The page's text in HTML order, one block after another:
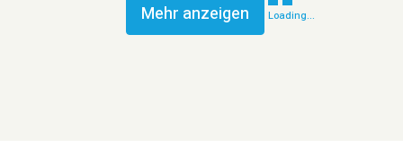
Mehr anzeigen Loading...